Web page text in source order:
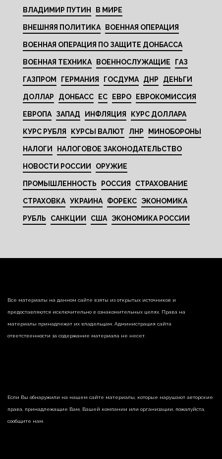
ВЛАДИМИР ПУТИН В МИРЕ
ВНЕШНЯЯ ПОЛИТИКА ВОЕННАЯ ОПЕРАЦИЯ
ВОЕННАЯ ОПЕРАЦИЯ ПО ЗАЩИТЕ ДОНБАССА
ВОЕННАЯ ТЕХНИКА ВОЕННОСЛУЖАЩИЕ ГАЗ
ГАЗПРОМ ГЕРМАНИЯ ГОСДУМА ДНР ДЕНЬГИ
ДОЛЛАР ДОНБАСС ЕС ЕВРО ЕВРОКОМИССИЯ
ЕВРОПА ЗАПАД ИНФЛЯЦИЯ КУРС ДОЛЛАРА
КУРС РУБЛЯ КУРСЫ ВАЛЮТ ЛНР МИНОБОРОНЫ
НАЛОГИ НАЛОГОВОЕ ЗАКОНОДАТЕЛЬСТВО
НОВОСТИ РОССИИ ОРУЖИЕ
ПРОМЫШЛЕННОСТЬ РОССИЯ СТРАХОВАНИЕ
СТРАХОВКА УКРАИНА ФОРЕКС ЭКОНОМИКА
РУБЛЬ САНКЦИИ США ЭКОНОМИКА РОССИИ
Все материалы на данном сайте взяты из открытых источников и
предоставляются исключительно в ознакомительных целях. Права на
материалы принадлежат их владельцам. Администрация сайта
ответственности за содержание материала не несет.
Если Вы обнаружили на нашем сайте материалы, которые нарушают авторские
права, принадлежащие Вам, Вашей компании или организации, пожалуйста,
сообщите нам.